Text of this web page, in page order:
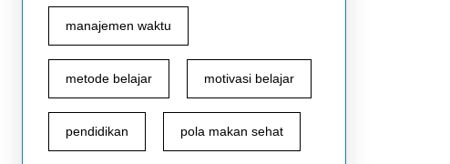
manajemen waktu
metode belajar motivasi belajar
pendidikan pola makan sehat